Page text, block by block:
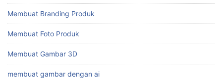
Membuat Branding Produk
Membuat Foto Produk
Membuat Gambar 3D
membuat gambar dengan ai